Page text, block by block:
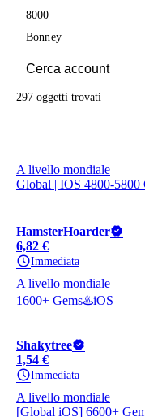
8000
Bonney
297 oggetti trovati
A livello mondiale
Global | IOS 4800-5800
HamsterHoarder
6,82 €
Immediata
A livello mondiale
1600+ Gems♨️iOS
Shakytree
1,54 €
Immediata
A livello mondiale
[Global iOS] 6600+